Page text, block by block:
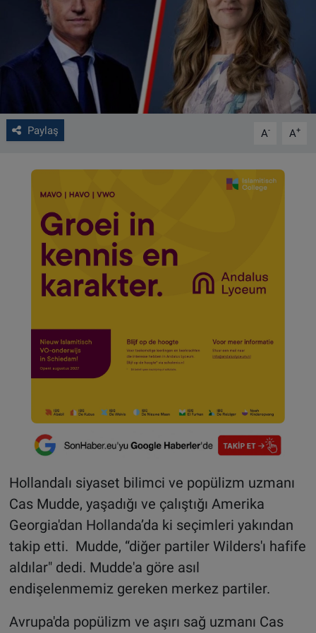
Paylaş A- A+
Hollandalı siyaset bilimci ve popülizm uzmanı
Cas Mudde, yaşadığı ve çalıştığı Amerika
Georgia'dan Hollanda’da ki seçimleri yakından
takip etti. Mudde, “diğer partiler Wilders'ı hafife
aldılar" dedi. Mudde'a göre asıl
endişelenmemiz gereken merkez partiler.
Avrupa'da popülizm ve aşırı sağ uzmanı Cas
CONTACT
Çerez Politikası